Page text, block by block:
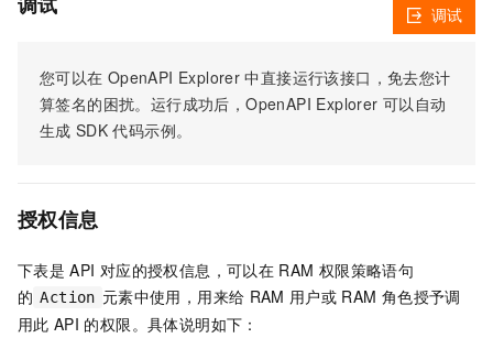
您可以在 OpenAPI Explorer 中直接运行该接口，免去您计
算签名的困扰。运行成功后，OpenAPI Explorer 可以自动
生成 SDK 代码示例。
调试
授权信息
下表是 API 对应的授权信息，可以在 RAM 权限策略语句
的 Action 元素中使用，用来给 RAM 用户或 RAM 角色授予调
用此 API 的权限。具体说明如下：